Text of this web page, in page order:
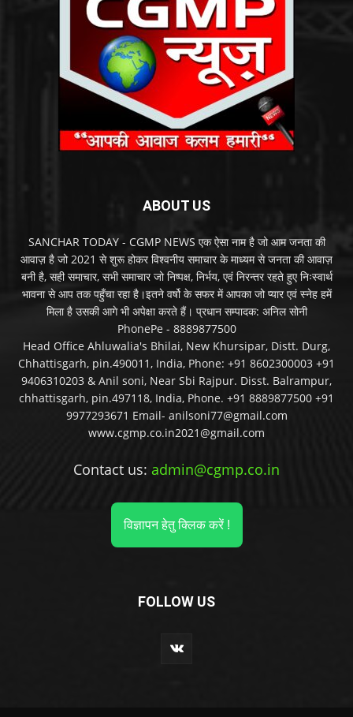
ABOUT US
SANCHAR TODAY - CGMP NEWS एक ऐसा नाम है जो आम जनता की
आवाज़ है जो 2021 से शुरू होकर विश्वनीय समाचार के माध्यम से जनता की आवाज़
बनी है, सही समाचार, सभी समाचार जो निष्पक्ष, निर्भय, एवं निरन्तर रहते हुए निःस्वार्थ
भावना से आप तक पहुँचा रहा है।इतने वर्षो के सफर में आपका जो प्यार एवं स्नेह हमें
मिला है उसकी आगे भी अपेक्षा करते हैं। प्रधान सम्पादक: अनिल सोनी
PhonePe - 8889877500
Head Office Ahluwalia's Bhilai, New Khursipar, Distt. Durg,
Chhattisgarh, pin.490011, India, Phone: +91 8602300003 +91
9406310203 & Anil soni, Near Sbi Rajpur. Disst. Balrampur,
chhattisgarh, pin.497118, India, Phone. +91 8889877500 +91
9977293671 Email- anilsoni77@gmail.com
www.cgmp.co.in2021@gmail.com
Contact us: admin@cgmp.co.in
विज्ञापन हेतु क्लिक करें !
FOLLOW US